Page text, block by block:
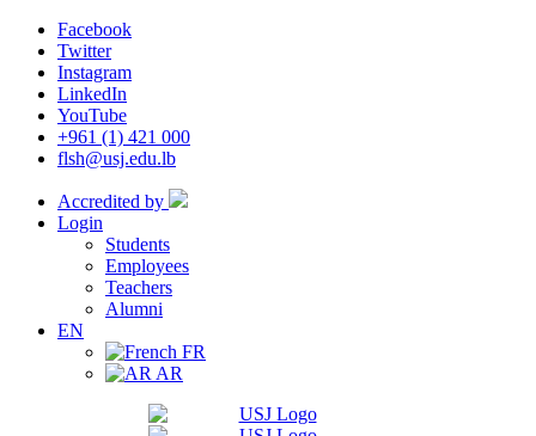
Facebook
Twitter
Instagram
LinkedIn
YouTube
+961 (1) 421 000
flsh@usj.edu.lb
Accredited by
Login
Students
Employees
Teachers
Alumni
EN
FR
AR